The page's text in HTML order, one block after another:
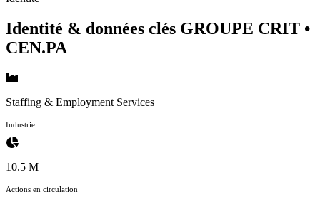
Identité & données clés GROUPE CRIT •
CEN.PA
Staffing & Employment Services
Industrie
10.5 M
Actions en circulation